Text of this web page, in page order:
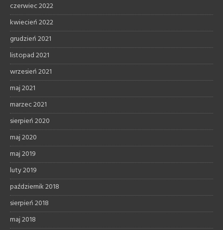
czerwiec 2022
kwiecień 2022
grudzień 2021
listopad 2021
wrzesień 2021
maj 2021
marzec 2021
sierpień 2020
maj 2020
maj 2019
luty 2019
październik 2018
sierpień 2018
maj 2018